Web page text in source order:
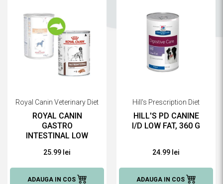
Royal Canin Veterinary Diet
ROYAL CANIN
GASTRO
INTESTINAL LOW
410 G
25.99 lei
ADAUGA IN COS
Hill's Prescription Diet
HILL'S PD CANINE
I/D LOW FAT, 360 G
24.99 lei
ADAUGA IN COS